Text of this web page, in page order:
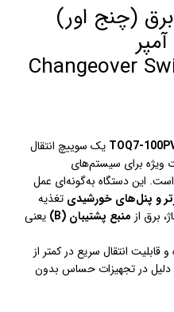
برق (چنج‌ اور)
سه‌فاز خورشیدی 100 آمپر
Changeover
یک سوییچ انتقال
برای سیستم‌های
این دستگاه به‌گونه‌ای عمل
و پنل‌های خورشیدی تغذیه
برق از منبع پشتیبان (B)
یعنی
و قابلیت انتقال سریع در کمتر از
دلیل در تجهیزات حساس بدون